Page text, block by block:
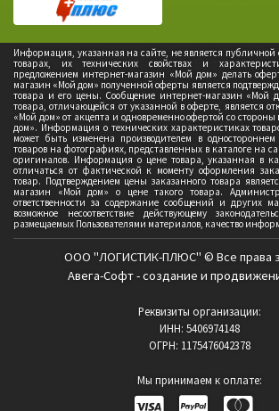
Информация, указанная на сайте, не является
товарах, их технических свойствах и
предложением интернет-магазин «Мой дом» делать
магазин «Мой дом» полученной оферты является
товара и его цены. Сообщение интернет-магазин «Мой
товара, отличающейся от указанной в оферте, является
«Мой дом» от акцепта и одновременно офертой со
дом». Информация о технических характеристиках
может быть изменена производителем в
товаров на фотографиях, представленных в каталоге на
оригиналов. Информация о цене товара, указанная в
отличаться от фактической к моменту оформления
товар. Подтверждением цены заказанного товара
магазин «Мой дом» о цене такого товара.
ответственности за содержание сообщений и других
возможное несоответствие действующему
размещаемых Пользователями материалов, качество
ООО "ЛОГИСТИК-ПЛЮС" © Все права
Авега-Софт - создание и
Реквизиты организации:
ИНН: 5406974148
ОГРН: 1175476042378
Мы принимаем к оплате: